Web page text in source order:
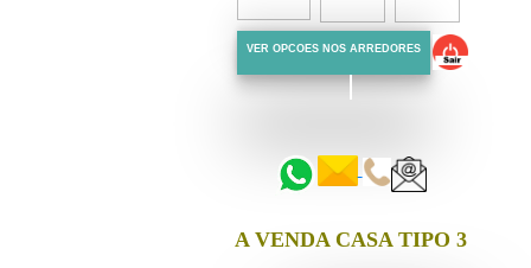
VER OPCOES NOS ARREDORES
A VENDA CASA TIPO 3